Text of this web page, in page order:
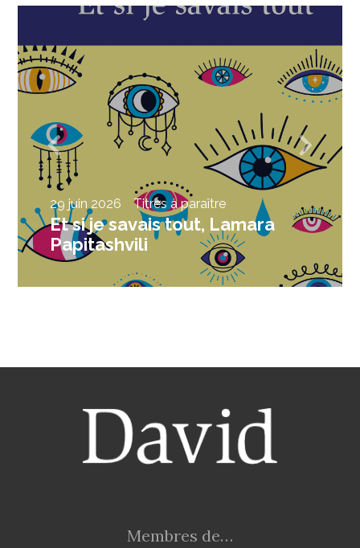
29 juin 2026 Titres à paraître
Et si je savais tout, Lamara
Papitashvili
Membres de…